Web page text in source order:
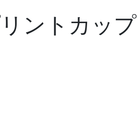
ントカップ